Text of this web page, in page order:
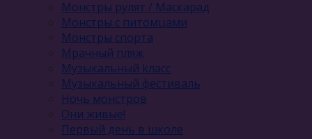
Монстры рулят / Маскарад
Монстры с питомцами
Монстры спорта
Мрачный пляж
Музыкальный kласс
Музыкальный фестиваль
Ночь монстров
Они живые!
Первый день в школе